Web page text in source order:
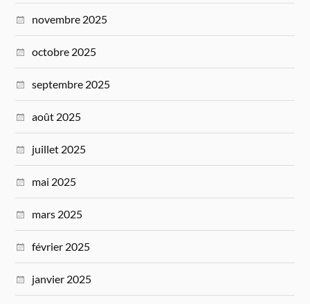
novembre 2025
octobre 2025
septembre 2025
août 2025
juillet 2025
mai 2025
mars 2025
février 2025
janvier 2025